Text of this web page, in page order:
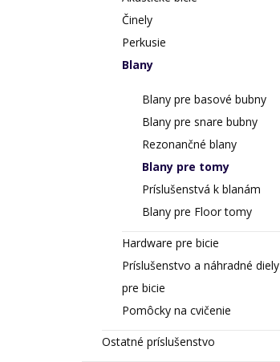
Činely
Perkusie
Blany
Blany pre basové bubny
Blany pre snare bubny
Rezonančné blany
Blany pre tomy
Príslušenstvá k blanám
Blany pre Floor tomy
Hardware pre bicie
Príslušenstvo a náhradné diely
pre bicie
Pomôcky na cvičenie
Ostatné príslušenstvo